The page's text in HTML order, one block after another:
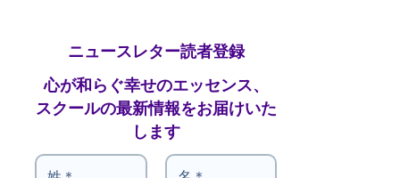
ニュースレター読者登録
心が和らぐ幸せのエッセンス、
スクールの最新情報をお届けいた
します